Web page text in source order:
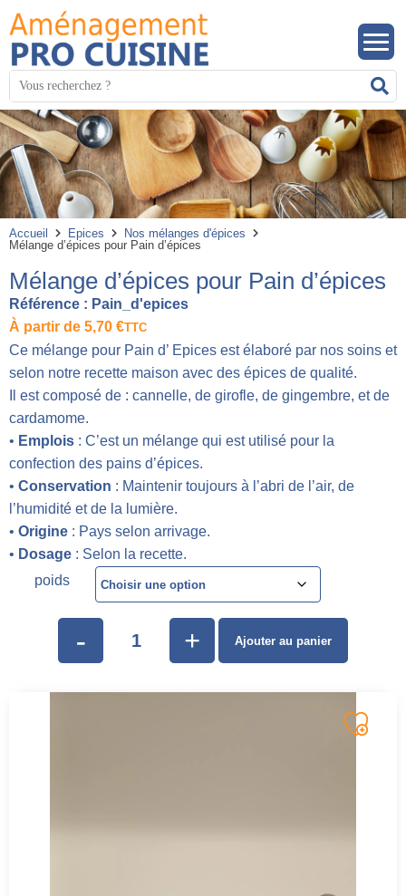
Mots
clés
:
Accueil Epices
Nos mélanges d'épices
Mélange d’épices pour Pain d’épices
Mélange d’épices pour Pain d’épices
Référence : Pain_d'epices
À partir de 5,70 €TTC
Ce mélange pour Pain d’ Epices est élaboré par nos soins et
selon notre recette maison avec des épices de qualité.
Il est composé de : cannelle, de girofle, de gingembre, et de
cardamome.
• Emplois : C’est un mélange qui est utilisé pour la
confection des pains d’épices.
• Conservation : Maintenir toujours à l’abri de l’air, de
l’humidité et de la lumière.
• Origine : Pays selon arrivage.
• Dosage : Selon la recette.
poids
- + Ajouter au panier
Panneau de gestion des cookies